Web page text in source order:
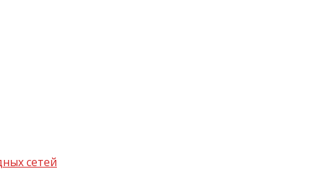
сетей